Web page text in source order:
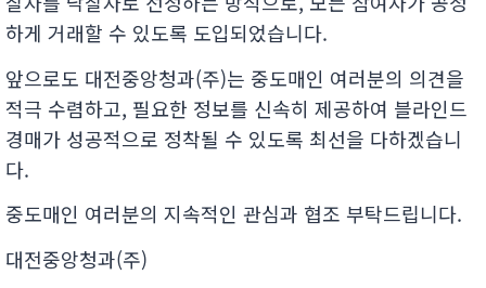
하게 거래할 수 있도록 도입되었습니다.
앞으로도 대전중앙청과(주)는 중도매인 여러분의 의견을
적극 수렴하고, 필요한 정보를 신속히 제공하여 블라인드
경매가 성공적으로 정착될 수 있도록 최선을 다하겠습니
다.
중도매인 여러분의 지속적인 관심과 협조 부탁드립니다.
대전중앙청과(주)